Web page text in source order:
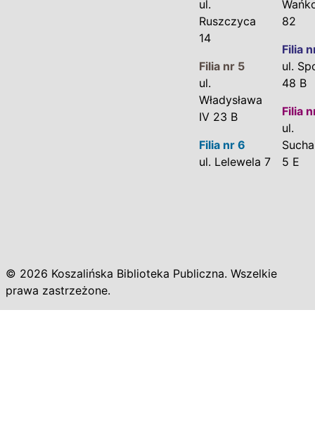
ul.
Ruszczyca
14
Filia nr 5
ul.
Władysława
IV 23 B
Filia nr 6
ul. Lelewela 7
82
Filia
ul.
48 B
Filia
ul.
5 E
© 2026 Koszalińska Biblioteka Publiczna. Wszelkie
prawa zastrzeżone.